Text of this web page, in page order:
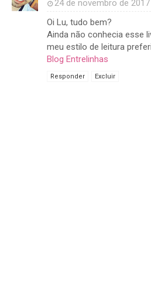
24 de novembro de
Oi Lu, tudo bem?
Ainda não conhecia esse
meu estilo de leitura
Blog Entrelinhas
Responder Excluir